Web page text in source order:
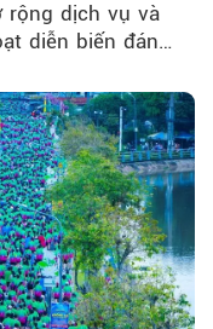
rộng dịch vụ và
diễn biến đáng